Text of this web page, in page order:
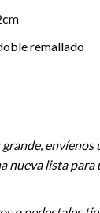
remallado
envíenos
nueva lista para